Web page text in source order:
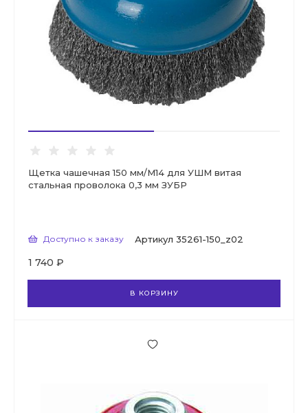
Щетка чашечная 150 мм/М14 для УШМ витая
стальная проволока 0,3 мм ЗУБР
Доступно к заказу Артикул 35261-150_z02
1 740 ₽
В КОРЗИНУ